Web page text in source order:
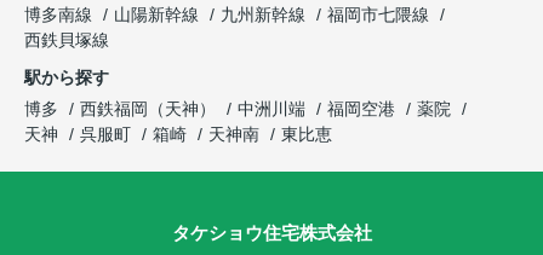
博多南線
山陽新幹線 九州新幹線
福岡市七隈線
西鉄貝塚線
駅から探す
博多
西鉄福岡（天神） 中洲川端 福岡空港
薬院
天神
呉服町 箱崎 天神南 東比恵
タケショウ住宅株式会社